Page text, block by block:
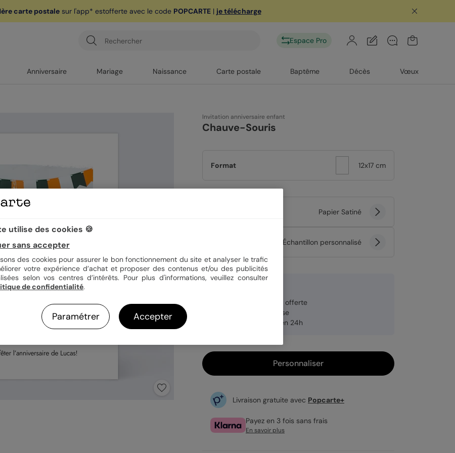
carte postalesur l'app* estofferte avec le code POPCARTE| je télécharge
Espace Pro
Anniversaire Mariage Naissance Carte postale Baptême Décès Vœux
Invitation anniversaire enfant
Chauve-Souris
Format 12x17 cm
Papier Satiné
Échantillon personnalisé
Enveloppe blanche offerte
Fabrication française
Expédition rapide en 24h
Personnaliser
Livraison gratuite avec Popcarte+
Payez en 3 fois sans frais
En savoir plus
utilise des cookies 🍪
sans accepter
des cookies pour assurer le bon fonctionnement du site et analyser le trafic
votre expérience d’achat et proposer des contenus et/ou des publicités
selon vos centres d’intérêts. Pour plus d'informations, veuillez consulter
de confidentialité.
Paramétrer Accepter